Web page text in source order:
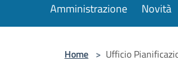
Amministrazione Novità
Home > Ufficio